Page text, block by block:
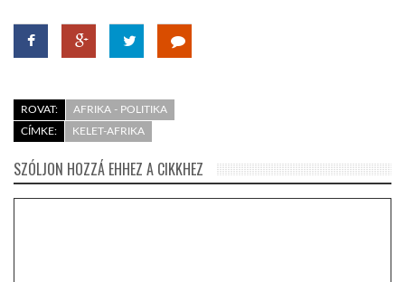
ROVAT:
AFRIKA - POLITIKA
CÍMKE:
KELET-AFRIKA
SZÓLJON HOZZÁ EHHEZ A CIKKHEZ